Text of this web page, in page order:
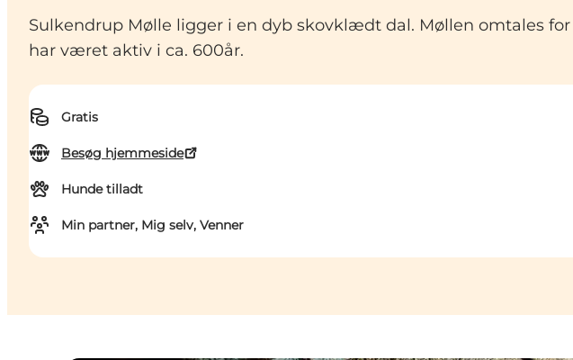
Sulkendrup Mølle ligger i en dyb skovklædt dal. Møllen omtales
har været aktiv i ca. 600år.
Gratis
Besøg hjemmeside
Hunde tilladt
Min partner, Mig selv, Venner